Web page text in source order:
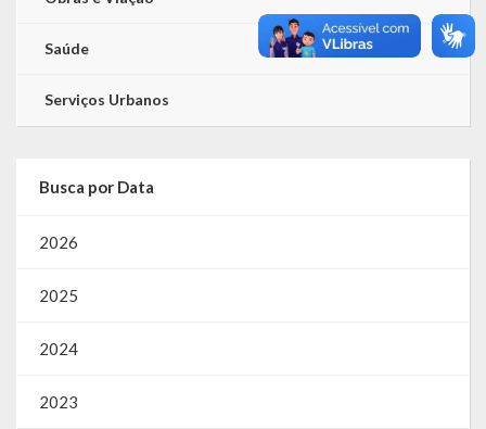
Saúde
Serviços Urbanos
Busca por Data
2026
2025
2024
2023